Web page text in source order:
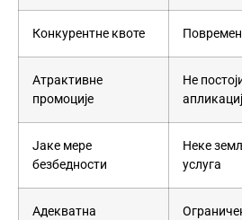
Конкурентне квоте
Атрактивне
промоције
Не
Јаке мере
безбедности
Неке
услуга
Адекватна